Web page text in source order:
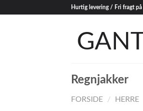
Hurtig levering / Fri fragt
Regnjakker
FORSIDE / HERRE